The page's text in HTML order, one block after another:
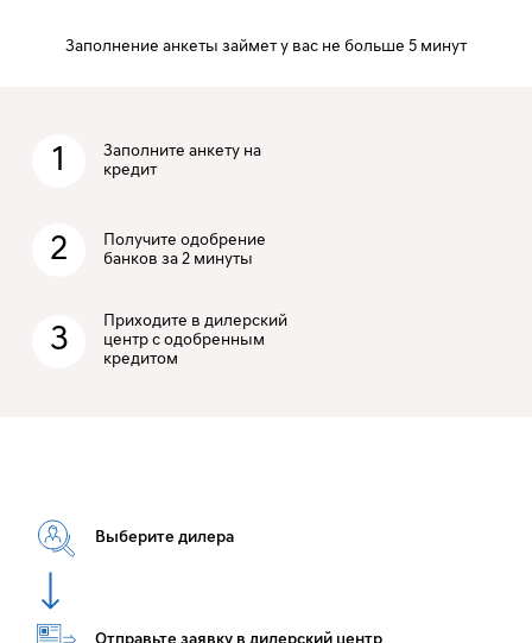
Заполнение анкеты займет у вас не больше 5 минут
1
Заполните анкету на
кредит
2
Получите одобрение
банков за 2 минуты
3
Приходите в дилерский
центр с одобренным
кредитом
Выберите дилера
Отправьте заявку в дилерский центр